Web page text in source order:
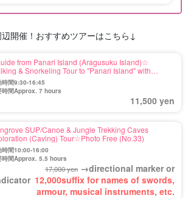
rental companies. [...].
開催！おすすめツアーはこちら↓
from Panari Island (Aragusuku Island)☆
& Snorkeling Tour to "Panari Island" with
Legend★Lunch included (No.111)
時間9:30-16:45
時間Approx. 7 hours
11,500 yen
SUP/Canoe & Jungle Trekking Caves
(Caving) Tour☆Photo Free (No.33)
時間10:00-16:00
時間Approx. 5.5 hours
17,000 yen →directional marker or
12,000suffix for names of swords,
armour, musical instruments, etc.